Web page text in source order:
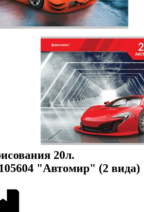
20л.
"Автомир" (2 вида)